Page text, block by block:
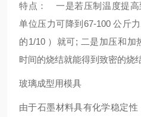
特点： 一是若压制温度提高
单位压力可降到67-100 公斤
的1/10 ）就可; 二是加压和
时间的烧结就能得到致密的烧
玻璃成型用模具
由于石墨材料具有化学稳定性